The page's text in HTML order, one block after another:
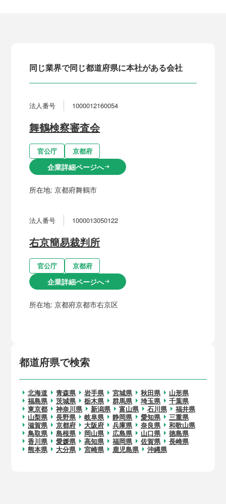
都道府県で検索
北海道 青森県 岩手県 宮城県 秋田県
山形県
福島県
茨城県 栃木県 群馬県 埼玉県
千葉県
東京都
神奈川県 新潟県 富山県 石川県
福井県
山梨県
長野県 岐阜県 静岡県 愛知県
三重県
滋賀県
京都府 大阪府 兵庫県 奈良県
和歌山県
鳥取県
島根県 岡山県 広島県 山口県
徳島県
香川県
愛媛県 高知県 福岡県 佐賀県
長崎県
熊本県
大分県 宮崎県 鹿児島県 沖縄県
同じ業界で同じ都道府県に本社がある会社
法人番号 1000012160054
舞鶴検察審査会
官公庁 京都府
企業詳細ページへarrow_right_alt
所在地:京都府舞鶴市
法人番号 1000013050122
右京簡易裁判所
官公庁 京都府
企業詳細ページへarrow_right_alt
所在地:京都府京都市右京区